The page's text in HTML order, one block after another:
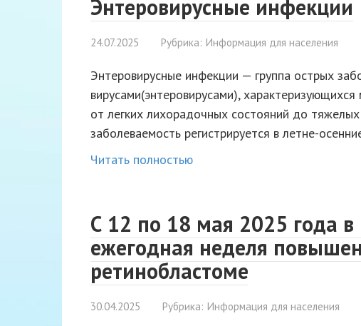
Энтеровирусные инфекции
24.07.2025 Рубрика: Информация для населения
Энтеровирусные инфекции — группа острых
вирусами(энтеровирусами),
от легких лихорадочных состояний до
заболеваемость регистрируется в летне-
Читать полностью
С 12 по 18 мая 2025 года в
ежегодная неделя
ретинобластоме
30.04.2025 Рубрика: Информация для населения